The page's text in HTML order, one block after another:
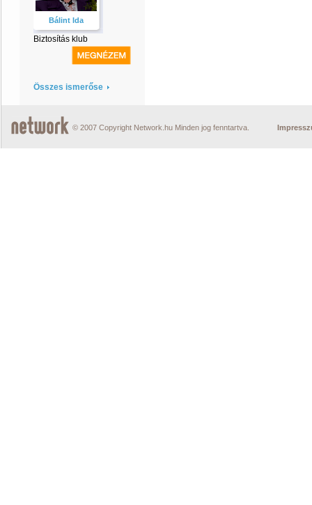
Bálint Ida
Biztosítás klub
Összes ismerőse
© 2007 Copyright Network.hu Minden jog fenntartva.